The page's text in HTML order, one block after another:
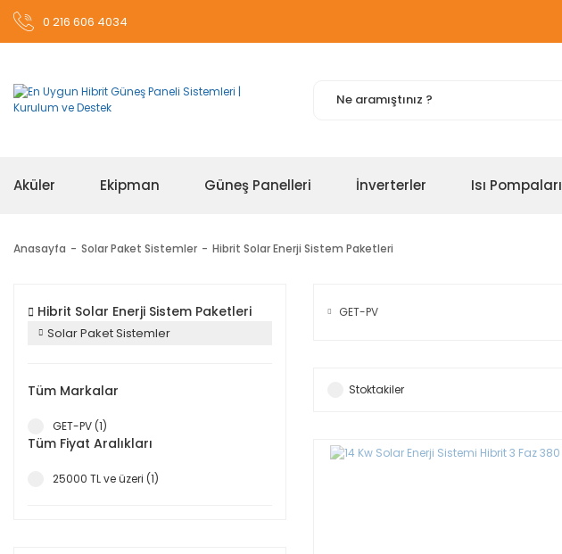
0 216 606 4034
Aküler Ekipman Güneş Panelleri İnverterler Isı Pompaları
Anasayfa Solar Paket Sistemler Hibrit Solar Enerji Sistem Paketleri
Hibrit Solar Enerji Sistem Paketleri
Solar Paket Sistemler
Tüm Markalar
GET-PV (1)
Tüm Fiyat Aralıkları
25000 TL ve üzeri (1)
GET-PV
Stoktakiler